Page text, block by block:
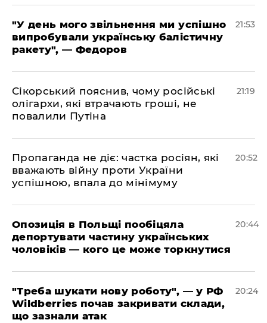
​"У день мого звільнення ми успішно
випробували українську балістичну
ракету", — Федоров
21:53
​Сікорський пояснив, чому російські
олігархи, які втрачають гроші, не
повалили Путіна
21:19
​Пропаганда не діє: частка росіян, які
вважають війну проти України
успішною, впала до мінімуму
20:52
​Опозиція в Польщі пообіцяла
депортувати частину українських
чоловіків — кого це може торкнутися
20:44
​"Треба шукати нову роботу", — у РФ
Wildberries почав закривати склади,
що зазнали атак
20:24